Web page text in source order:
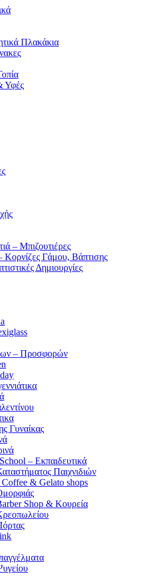
Πλακάκια
Υφές
– Μπιζουτιέρες
Κορνίζες Γάμου, Βάπτισης
Δημιουργίες
– Προσφορών
Γυναίκας
– Εκπαιδευτικά
Παιχνιδιών
& Gelato shops
Shop & Κουρεία